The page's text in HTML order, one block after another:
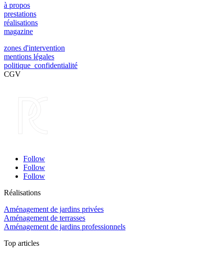
à propos
prestations
réalisations
magazine
zones d'intervention
mentions légales
politique confidentialité
CGV
Follow
Follow
Follow
Réalisations
Aménagement de jardins privées
Aménagement de terrasses
Aménagement de jardins professionnels
Top articles